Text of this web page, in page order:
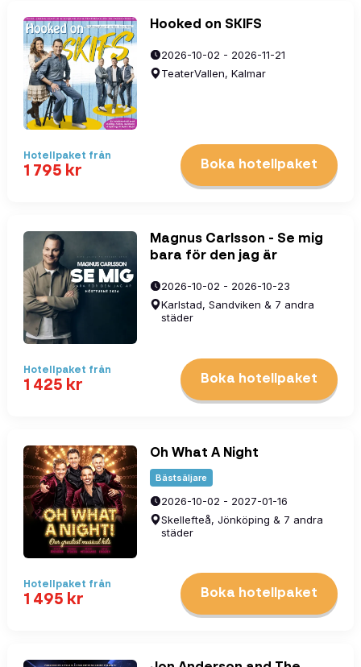
Hooked on SKIFS
2026-10-02 - 2026-11-21
TeaterVallen, Kalmar
Hotellpaket från
1 795 kr Boka hotellpaket
Magnus Carlsson - Se mig
bara för den jag är
2026-10-02 - 2026-10-23
Karlstad, Sandviken & 7 andra
städer
Hotellpaket från
1 425 kr Boka hotellpaket
Oh What A Night
Bästsäljare
2026-10-02 - 2027-01-16
Skellefteå, Jönköping & 7 andra
städer
Hotellpaket från
1 495 kr Boka hotellpaket